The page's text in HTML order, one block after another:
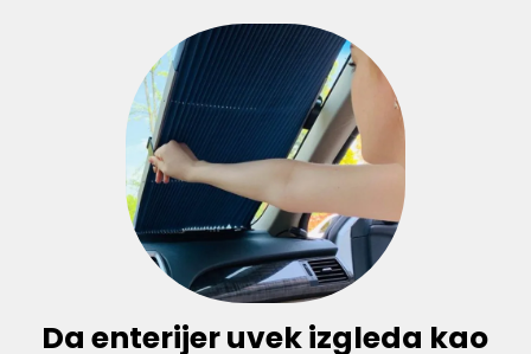
Da enterijer uvek izgleda kao